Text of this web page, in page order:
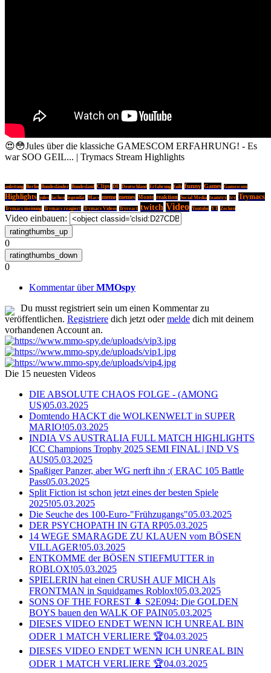
😍😳Jules über die klassiche GAMESCOM ERFAHRUNG! - Es
war SOO GEIL... | Trymacs Stream Highlights
anleitung Berlin Bundesländer Bundesland Clips DE Deutschland Erfahrung fails funny Games Gamescom
Highlights jules lachen legendär Macs meme memes Monte reaktion Social Media teamtry try Trymacs
Trymacs meinung Trymacs reagiert Trymacs Videos Tryreact twitch Video Youtube YT Zocken
Video einbauen:
0
0
Kommentar überMMOspy
Du musst registriert sein um einen Kommentar zu
veröffentlichen. Registriere dich jetzt odermelde dich mit deinem
vorhandenen Account an.
Die 15 neuesten Videos
DIE ABSOLUTE CHAOS FOLGE - (AMONG
US)05.03.2025
Domtendo HACKT die WOLKENWELT in SUPER
MARIO!05.03.2025
INDIA VS AUSTRALIA FULL MATCH HIGHLIGHTS
ICC Champions Trophy 2025 SEMI FINAL | IND VS
AUS05.03.2025
Spaßiger Panzer, aber WG nerft ihn :( ERAC 105 Battle
Pass05.03.2025
Split Fiction ist schon jetzt eines der besten Spiele
2025!05.03.2025
Die Seuche des 100-Euro-"Frühzugangs"05.03.2025
DER PSYCHOPATH IN GTA RP05.03.2025
14 WEGE SMARAGDE ZU KLAUEN vom BÖSEN
VILLAGER!05.03.2025
ENTKOMME der BÖSEN STIEFMUTTER in
ROBLOX!05.03.2025
SPIELERIN hat einen CRUSH AUF MICH Als
FRONTMAN in Squidgames Roblox!05.03.2025
SONS OF THE FOREST 🌲 S2E094: Die GOLDEN
BOYS bauen den WALK OF PAIN05.03.2025
DIESES VIDEO ENDET WENN ICH UNREAL BIN
ODER 1 MATCH VERLIERE 🏆04.03.2025
DIESES VIDEO ENDET WENN ICH UNREAL BIN
ODER 1 MATCH VERLIERE 🏆04.03.2025